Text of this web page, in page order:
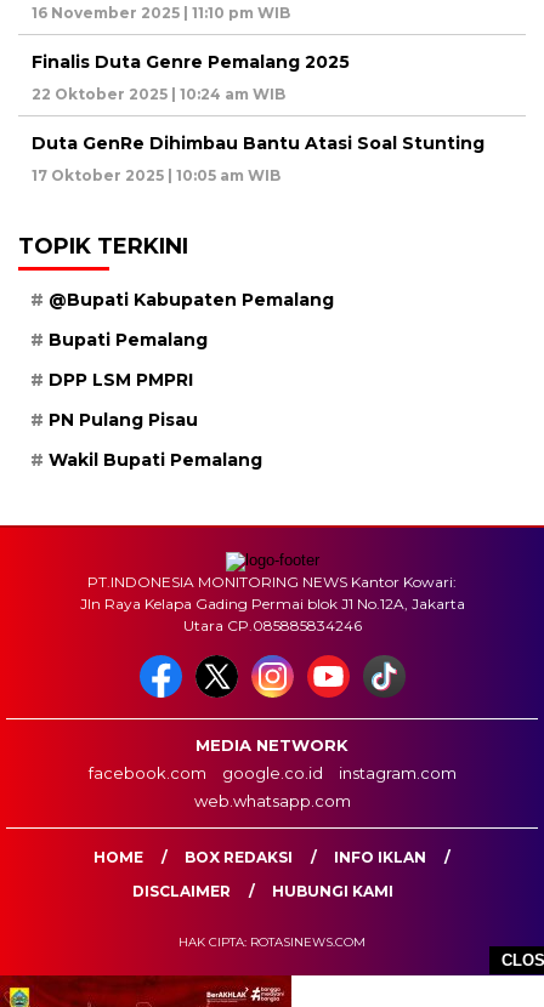
16 November 2025 | 11:10 pm WIB
Finalis Duta Genre Pemalang 2025
22 Oktober 2025 | 10:24 am WIB
Duta GenRe Dihimbau Bantu Atasi Soal Stunting
17 Oktober 2025 | 10:05 am WIB
TOPIK TERKINI
@Bupati Kabupaten Pemalang
Bupati Pemalang
DPP LSM PMPRI
PN Pulang Pisau
Wakil Bupati Pemalang
PT.INDONESIA MONITORING NEWS Kantor Kowari:
Jln Raya Kelapa Gading Permai blok J1 No.12A, Jakarta
Utara CP.085885834246
MEDIA NETWORK
facebook.com
google.co.id
instagram.com
web.whatsapp.com
HOME BOX REDAKSI
INFO IKLAN
DISCLAIMER
HUBUNGI KAMI
HAK CIPTA: ROTASINEWS.COM